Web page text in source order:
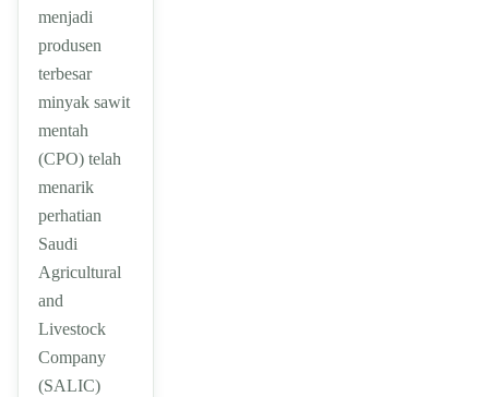
menjadi
produsen
terbesar
minyak sawit
mentah
(CPO) telah
menarik
perhatian
Saudi
Agricultural
and
Livestock
Company
(SALIC)